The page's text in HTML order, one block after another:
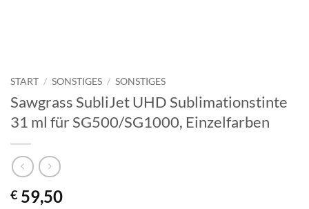
START / SONSTIGES / SONSTIGES
Sawgrass SubliJet UHD Sublimationstinte
31 ml für SG500/SG1000, Einzelfarben
€ 59,50